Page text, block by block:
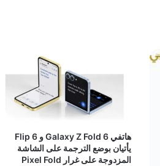
هاتفي Galaxy Z Fold 6 و Flip 6
يأتيان بوضع الترجمة على الشاشة
المزدوجة على غرار Pixel Fold